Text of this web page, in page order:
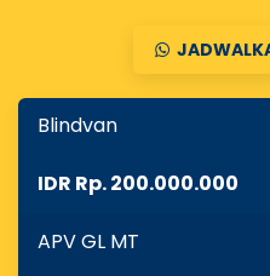
Blindvan
IDR Rp. 200.000.000
APV GL MT